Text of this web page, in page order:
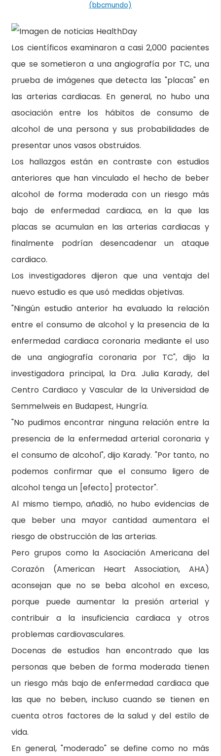
(bbcmundo)
Los científicos examinaron a casi 2,000 pacientes
que se sometieron a una angiografía por TC, una
prueba de imágenes que detecta las "placas" en
las arterias cardiacas. En general, no hubo una
asociación entre los hábitos de consumo de
alcohol de una persona y sus probabilidades de
presentar unos vasos obstruidos.
Los hallazgos están en contraste con estudios
anteriores que han vinculado el hecho de beber
alcohol de forma moderada con un riesgo más
bajo de enfermedad cardiaca, en la que las
placas se acumulan en las arterias cardiacas y
finalmente podrían desencadenar un ataque
cardiaco.
Los investigadores dijeron que una ventaja del
nuevo estudio es que usó medidas objetivas.
"Ningún estudio anterior ha evaluado la relación
entre el consumo de alcohol y la presencia de la
enfermedad cardiaca coronaria mediante el uso
de una angiografía coronaria por TC", dijo la
investigadora principal, la Dra. Julia Karady, del
Centro Cardiaco y Vascular de la Universidad de
Semmelweis en Budapest, Hungría.
"No pudimos encontrar ninguna relación entre la
presencia de la enfermedad arterial coronaria y
el consumo de alcohol", dijo Karady. "Por tanto, no
podemos confirmar que el consumo ligero de
alcohol tenga un [efecto] protector".
Al mismo tiempo, añadió, no hubo evidencias de
que beber una mayor cantidad aumentara el
riesgo de obstrucción de las arterias.
Pero grupos como la Asociación Americana del
Corazón (American Heart Association, AHA)
aconsejan que no se beba alcohol en exceso,
porque puede aumentar la presión arterial y
contribuir a la insuficiencia cardiaca y otros
problemas cardiovasculares.
Docenas de estudios han encontrado que las
personas que beben de forma moderada tienen
un riesgo más bajo de enfermedad cardiaca que
las que no beben, incluso cuando se tienen en
cuenta otros factores de la salud y del estilo de
vida.
En general, "moderado" se define como no más